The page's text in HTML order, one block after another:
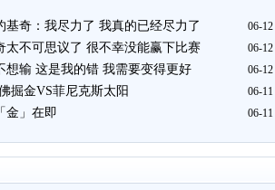
基奇：我尽力了 我真的已经尽力了 06-12
太不可思议了 很不幸没能赢下比赛 06-12
想输 这是我的错 我需要变得更好 06-12
掘金VS菲尼克斯太阳 06-11
金」在即 06-11